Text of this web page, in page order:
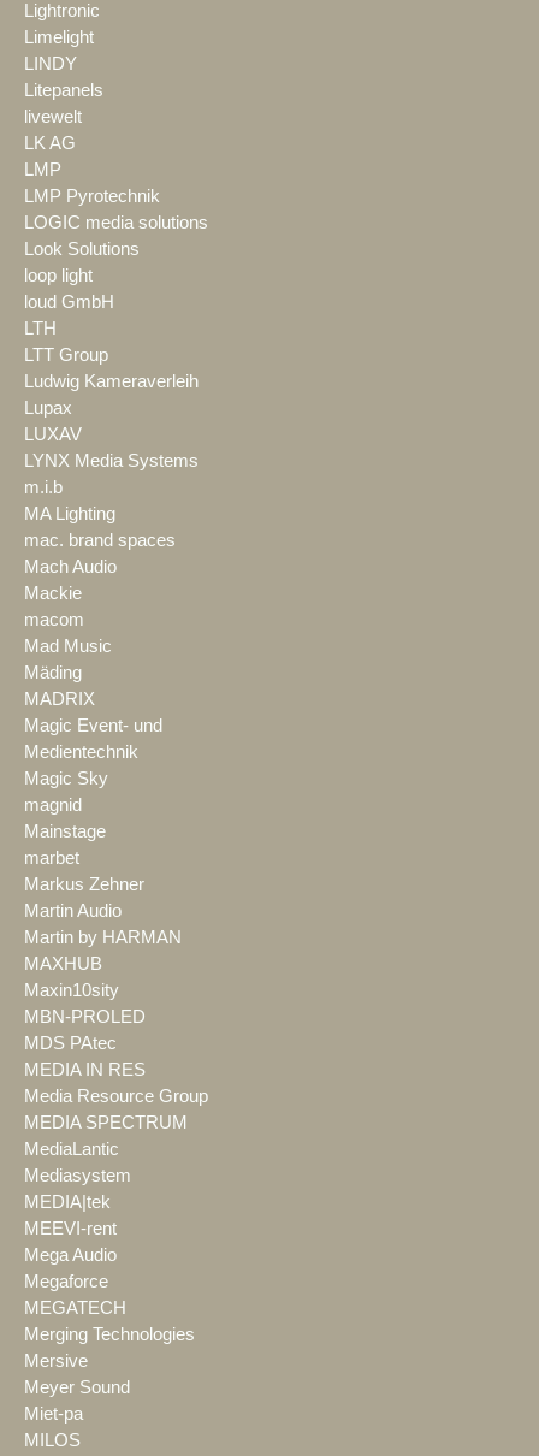
Lightronic
Limelight
LINDY
Litepanels
livewelt
LK AG
LMP
LMP Pyrotechnik
LOGIC media solutions
Look Solutions
loop light
loud GmbH
LTH
LTT Group
Ludwig Kameraverleih
Lupax
LUXAV
LYNX Media Systems
m.i.b
MA Lighting
mac. brand spaces
Mach Audio
Mackie
macom
Mad Music
Mäding
MADRIX
Magic Event- und
Medientechnik
Magic Sky
magnid
Mainstage
marbet
Markus Zehner
Martin Audio
Martin by HARMAN
MAXHUB
Maxin10sity
MBN-PROLED
MDS PAtec
MEDIA IN RES
Media Resource Group
MEDIA SPECTRUM
MediaLantic
Mediasystem
MEDIA|tek
MEEVI-rent
Mega Audio
Megaforce
MEGATECH
Merging Technologies
Mersive
Meyer Sound
Miet-pa
MILOS